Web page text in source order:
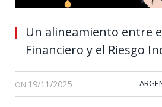
Un alineamiento entre
Financiero y el Riesgo
ON 19/11/2025